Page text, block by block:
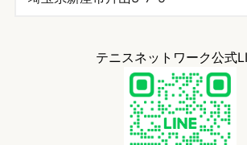
テニスネットワーク公式